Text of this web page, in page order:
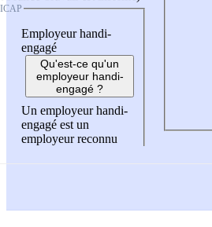
Employeur handi-
engagé
Qu'est-ce qu'un
employeur handi-
engagé ?
Un employeur handi-
engagé est un
employeur reconnu